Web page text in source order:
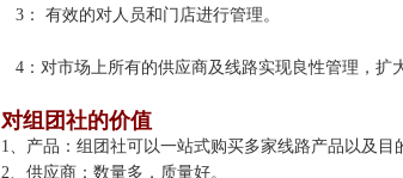
3： 有效的对人员和门店进行管理。
4：对市场上所有的供应商及线路实现良性管理，扩
对组团社的价值
1、产品：组团社可以一站式购买多家线路产品以及目
2、供应商：数量多，质量好。